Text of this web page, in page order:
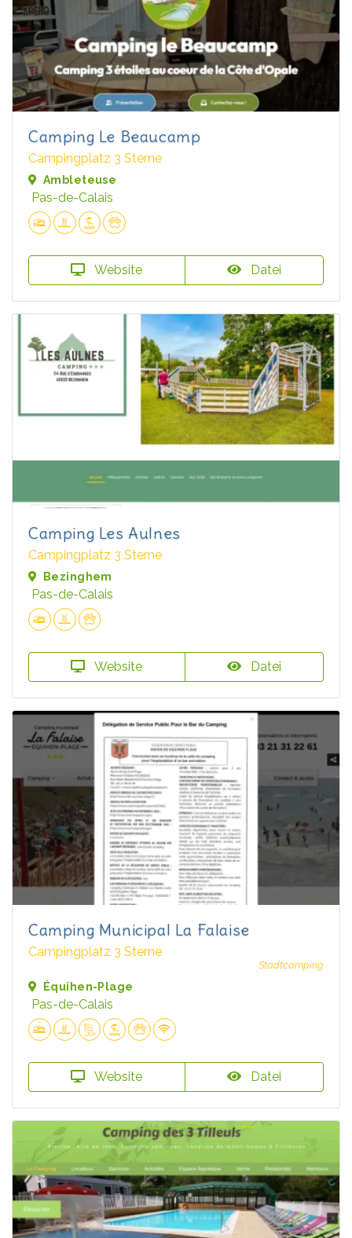
Camping Le Beaucamp
Campingplatz 3 Sterne
Ambleteuse
Pas-de-Calais
Website Datei
Camping Les Aulnes
Campingplatz 3 Sterne
Bezinghem
Pas-de-Calais
Website Datei
Camping Municipal La Falaise
Campingplatz 3 Sterne
Stadtcamping
Équihen-Plage
Pas-de-Calais
Website Datei